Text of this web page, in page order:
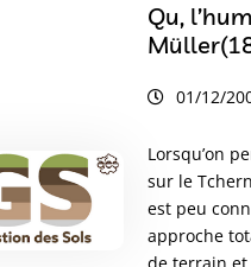
Qu, l’humus est à l’origine de la pédologie – 1. Les travaux du forestier danois P.E.
01/12/
Lorsqu’on
sur le
est peu
approche